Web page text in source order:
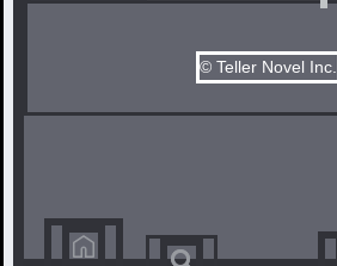
© Teller Novel Inc.